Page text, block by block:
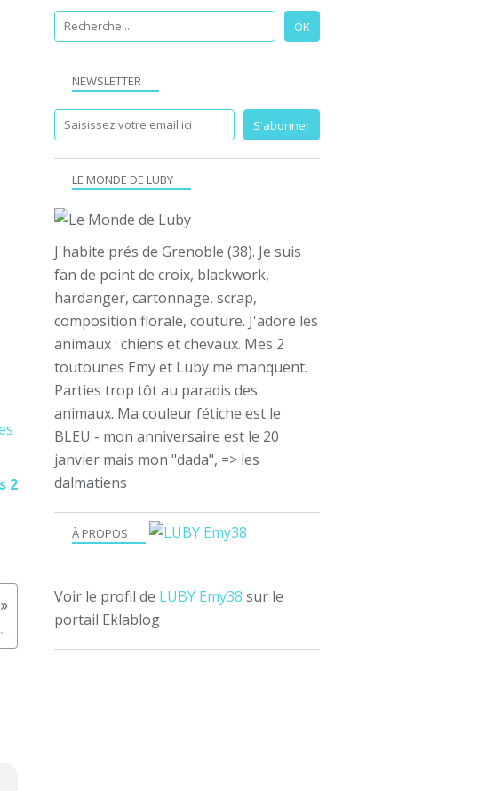
2
trop beau
NEWSLETTER
LE MONDE DE LUBY
J'habite prés de Grenoble (38). Je suis
fan de point de croix, blackwork,
hardanger, cartonnage, scrap,
composition florale, couture. J'adore les
animaux : chiens et chevaux. Mes 2
toutounes Emy et Luby me manquent.
Parties trop tôt au paradis des
animaux. Ma couleur fétiche est le
BLEU - mon anniversaire est le 20
janvier mais mon "dada", => les
dalmatiens
À PROPOS
Voir le profil de LUBY Emy38 sur le
portail Eklablog